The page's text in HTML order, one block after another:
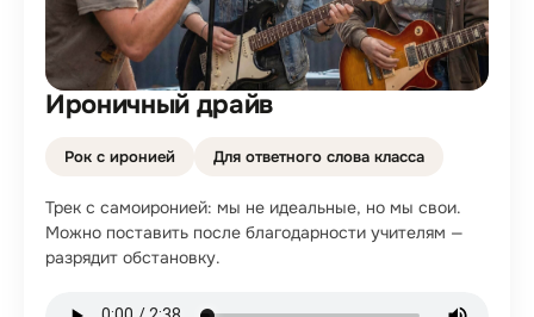
Ироничный драйв
Рок с иронией Для ответного слова класса
Трек с самоиронией: мы не идеальные, но мы свои.
Можно поставить после благодарности учителям —
разрядит обстановку.